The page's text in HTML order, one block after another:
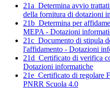
21a_Determina avvio
della fornitura di dotazioni
21b_Determina per
MEPA - Dotazioni
21c_Documento di stipula
l'affidamento - Dotazioni
21d_Certificato di verifica
Dotazioni informatiche
21e_Certificato di regolare
PNRR Scuola 4.0